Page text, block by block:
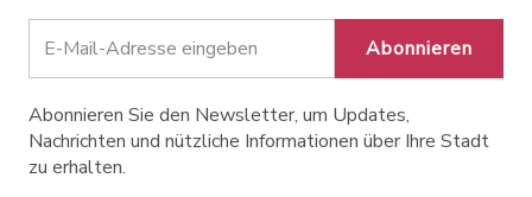
Abonnieren
Abonnieren Sie den Newsletter, um Updates,
Nachrichten und nützliche Informationen über Ihre Stadt
zu erhalten.